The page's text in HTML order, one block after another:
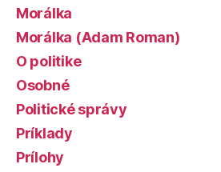
Morálka
Morálka (Adam Roman)
O politike
Osobné
Politické správy
Príklady
Prílohy